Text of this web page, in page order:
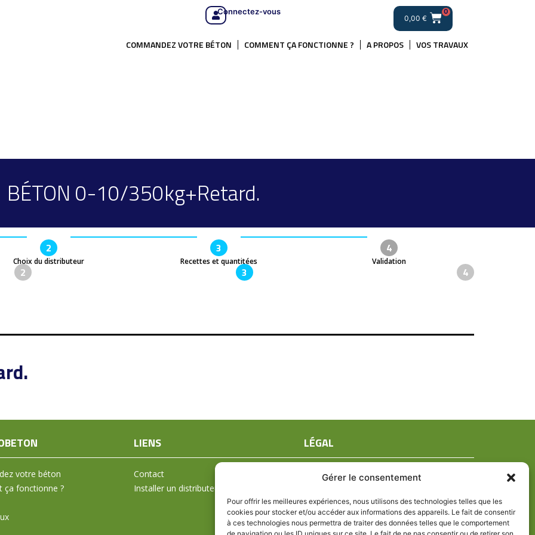
Gérer le consentement
Pour offrir les meilleures expériences, nous utilisons des technologies telles que les
cookies pour stocker et/ou accéder aux informations des appareils. Le fait de consentir
à ces technologies nous permettra de traiter des données telles que le comportement
Connectez-vous
0,00 €
0
COMMANDEZ VOTRE BÉTON COMMENT ÇA FONCTIONNE ? A PROPOS VOS TRAVAUX
BÉTON 0-10/350kg+Retard.
2
Choix du distributeur
3
Recettes et quantitées
4
Validation
2 3 4
votre béton
ça fonctionne ?
LIENS
Contact
Installer un distributeur
LÉGAL
Mentions légales
Politique de confidentialité
Politique de cookies (UE)